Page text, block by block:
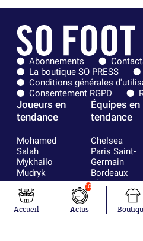
Abonnements
La boutique SO PRESS
Conditions générales
Consentement RGPD
Joueurs en
tendance
Mohamed
Salah
Mykhailo
Mudryk
Neymar
Khalis Merah
Loïs Openda
Moussa
Équipes en
tendance
Chelsea
Paris Saint-
Germain
Bordeaux
Olympique
Real Madrid
Accueil
10
Actus